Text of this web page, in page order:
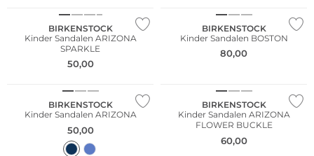
BIRKENSTOCK
Kinder Sandalen ARIZONA
SPARKLE
50,00
BIRKENSTOCK
Kinder Sandalen BOSTON
80,00
BIRKENSTOCK
Kinder Sandalen ARIZONA
50,00
BIRKENSTOCK
Kinder Sandalen ARIZONA
FLOWER BUCKLE
60,00